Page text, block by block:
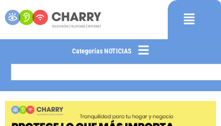
Categorías NOTICIAS